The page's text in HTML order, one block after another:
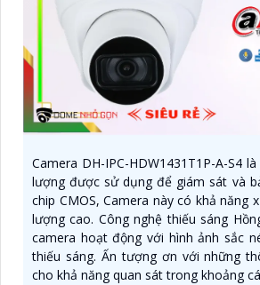
Camera DH-IPC-HDW1431T1P-A-S4
lượng được sử dụng để giám sát và
chip CMOS, Camera này có khả năng
lượng cao. Công nghệ thiếu sáng
camera hoạt động với hình ảnh sắc
thiếu sáng. Ấn tượng ơn với những
cho khả năng quan sát trong khoảng